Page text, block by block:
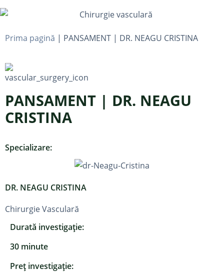
Prima pagină | PANSAMENT | DR. NEAGU CRISTINA
PANSAMENT | DR. NEAGU
CRISTINA
Specializare:
DR. NEAGU CRISTINA
Chirurgie Vasculară
Durată investigație:
30 minute
Preț investigație: